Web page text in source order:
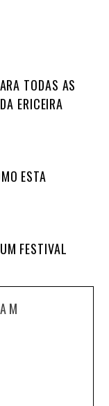
TODAS AS
ERICEIRA
ESTA
FESTIVAL